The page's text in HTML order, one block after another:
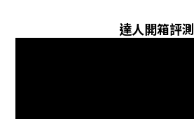
達人開箱評測